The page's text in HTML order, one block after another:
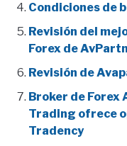
Condiciones de
Revisión del
Forex de
Revisión de
Broker de
Trading ofrece
Tradency